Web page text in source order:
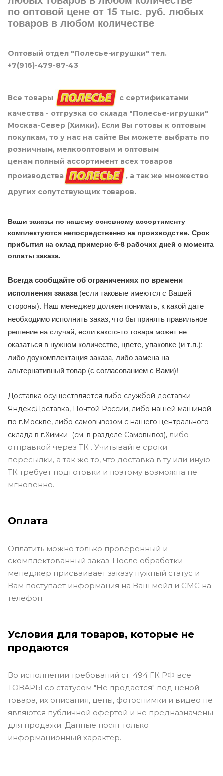
по оптовой цене от 15 тыс. руб. любых
товаров в любом количестве
Оптовый отдел "Полесье-игрушки" тел.
+7(916)-479-87-43
Все товары
с сертификатами
качества - отгрузка со склада "Полесье-игрушки"
Москва-Север (Химки). Если Вы готовы к оптовым
покупкам, то у нас на сайте Вы можете выбрать по
розничным, мелкооптовым и оптовым
ценам полный ассортимент всех товаров
производства
, а так же множество
других сопутствующих товаров.
Ваши заказы по нашему основному ассортименту
комплектуются непосредственно на производстве. Срок
прибытия на склад примерно 6-8 рабочих дней с момента
оплаты заказа.
Всегда сообщайте об ограничениях по времени
исполнения заказа(если таковые имеются с Вашей
стороны). Наш менеджер должен понимать, к какой дате
необходимо исполнить заказ, что бы принять правильное
решение на случай, если какого-то товара может не
оказаться в нужном количестве, цвете, упаковке (и т.п.):
либо доукомплектация заказа, либо замена на
альтернативный товар (с согласованием с Вами)!
Доставка осуществляется либо службой доставки
ЯндексДоставка, Почтой России, либо нашей машиной
по г.Москве, либо самовывозом с нашего центрального
склада в г.Химки (см. в разделе Самовывоз), либо
отправкой через ТК . Учитывайте сроки
пересылки, а так же то, что доставка в ту или иную
ТК требует подготовки и поэтому возможна не
мгновенно.
Оплата
Оплатить можно только проверенный и
скомплектованный заказ. После обработки
менеджер присваивает заказу нужный статус и
Вам поступает информация на Ваш мейл и СМС на
телефон.
Условия для товаров, которые не
продаются
Во исполнении требований ст. 494 ГК РФ все
ТОВАРЫ со статусом "Не продается" под ценой
товара, их описания, цены, фотоснимки и видео не
являются публичной офертой и не предназначены
для продажи. Данные носят только
информационный характер.